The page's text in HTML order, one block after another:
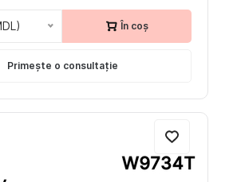
În coș
Primește o consultație